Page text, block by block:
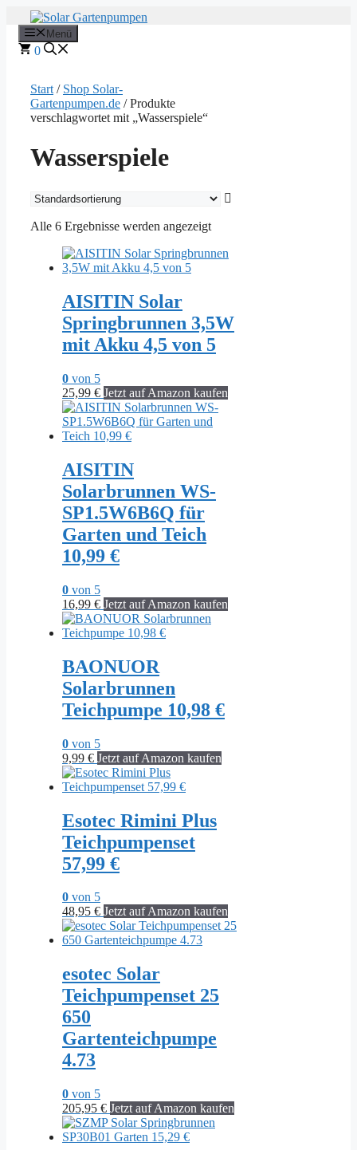
Inhalt
springen
Menü
0
Start / Shop Solar-
Gartenpumpen.de / Produkte
verschlagwortet mit „Wasserspiele“
Wasserspiele
Alle 6 Ergebnisse werden angezeigt
AISITIN Solar
Springbrunnen 3,5W
mit Akku 4,5 von 5
0 von 5
25,99 € Jetzt auf Amazon kaufen
AISITIN
Solarbrunnen WS-
SP1.5W6B6Q für
Garten und Teich
10,99 €
0 von 5
16,99 € Jetzt auf Amazon kaufen
BAONUOR
Solarbrunnen
Teichpumpe 10,98 €
0 von 5
9,99 € Jetzt auf Amazon kaufen
Esotec Rimini Plus
Teichpumpenset
57,99 €
0 von 5
48,95 € Jetzt auf Amazon kaufen
esotec Solar
Teichpumpenset 25
650
Gartenteichpumpe
4.73
0 von 5
205,95 € Jetzt auf Amazon kaufen